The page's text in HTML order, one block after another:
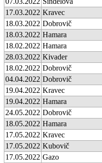
17.03.2022 Kravec
18.03.2022 Dobrovič
18.03.2022 Hamara
18.02.2022 Hamara
28.03.2022 Kivader
18.02.2022 Dobrovič
04.04.2022 Dobrovič
19.04.2022 Kravec
19.04.2022 Hamara
24.05.2022 Dobrovič
18.05.2022 Hamara
17.05.2022 Kravec
17.05.2022 Kubovič
17.05.2022 Gazo